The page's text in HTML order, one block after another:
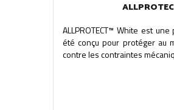
ALLPROTECT™ White est
été conçu pour protéger au
contre les contraintes